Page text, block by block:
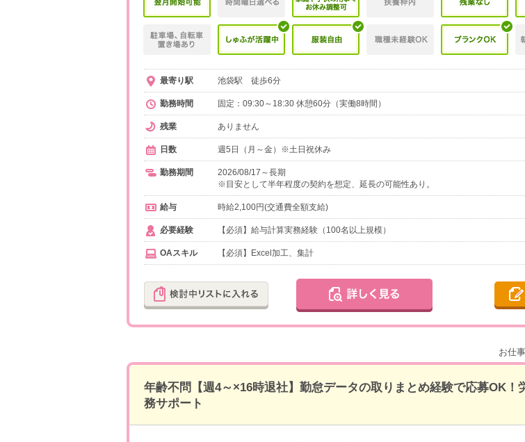
最寄り駅 池袋駅 徒歩6分
勤務時間 固定：09:30～18:30 休憩60分（実働8時間）
残業 ありません
日数 週5日（月～金）※土日祝休み
勤務期間
2026/08/17～長期
※目安として半年程度の契約を想定、延長の可能性あり。
給与 時給2,100円(交通費全額支給)
必要経験 【必須】給与計算実務経験（100名以上規模）
OAスキル 【必須】Excel加工、集計
お仕
年齢不問【週4～×16時退社】勤怠データの取りまとめ経験で応募OK！
務サポート